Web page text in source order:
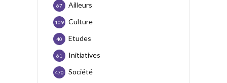
Ailleurs
67
Culture
109
Etudes
40
Initiatives
61
Société
470